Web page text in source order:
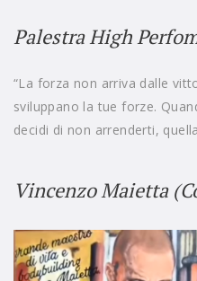
Palestra High
“La forza non arriva dalle
sviluppano la tue forze.
decidi di non arrenderti,
Vincenzo Maietta